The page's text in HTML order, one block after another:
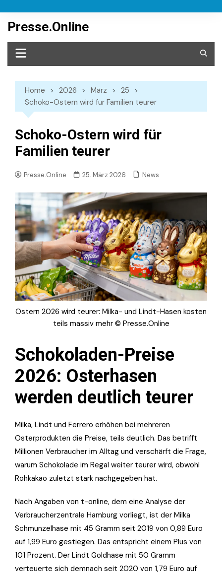
content
Presse.Online
Home 2026 März
25
Schoko-Ostern wird für Familien teurer
Schoko-Ostern wird für
Familien teurer
Presse.Online 25. März 2026 News
Ostern 2026 wird teurer: Milka- und Lindt-Hasen kosten
teils massiv mehr © Presse.Online
Schokoladen-Preise
2026: Osterhasen
werden deutlich teurer
Milka, Lindt und Ferrero erhöhen bei mehreren
Osterprodukten die Preise, teils deutlich. Das betrifft
Millionen Verbraucher im Alltag und verschärft die Frage,
warum Schokolade im Regal weiter teurer wird, obwohl
Rohkakao zuletzt stark nachgegeben hat.
Nach Angaben von t-online, dem eine Analyse der
Verbraucherzentrale Hamburg vorliegt, ist der Milka
Schmunzelhase mit 45 Gramm seit 2019 von 0,89 Euro
auf 1,99 Euro gestiegen. Das entspricht einem Plus von
101 Prozent. Der Lindt Goldhase mit 50 Gramm
verteuerte sich demnach seit 2020 von 1,79 Euro auf